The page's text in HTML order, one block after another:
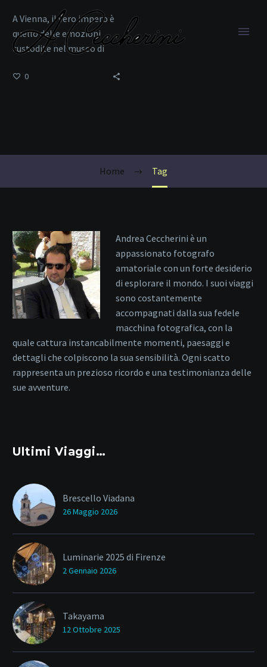
Home Tag
A Vienna, il vero impero è
quello delle emozioni
custodite nel museo di
0
Andrea Ceccherini è un
appassionato fotografo
amatoriale con un forte desiderio
di esplorare il mondo. I suoi viaggi
sono costantemente
accompagnati dalla sua fedele
macchina fotografica, con la
quale cattura instancabilmente momenti, paesaggi e
dettagli che colpiscono la sua sensibilità. Ogni scatto
rappresenta un prezioso ricordo e una testimonianza delle
sue avventure.
Ultimi Viaggi…
Brescello Viadana
26 Maggio 2026
Luminarie 2025 di Firenze
2 Gennaio 2026
Takayama
12 Ottobre 2025